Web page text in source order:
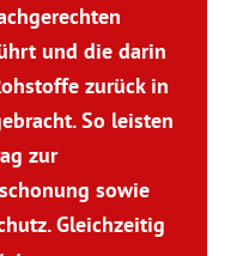
und die darin
zurück in
So leisten
zur
sowie
Gleichzeitig